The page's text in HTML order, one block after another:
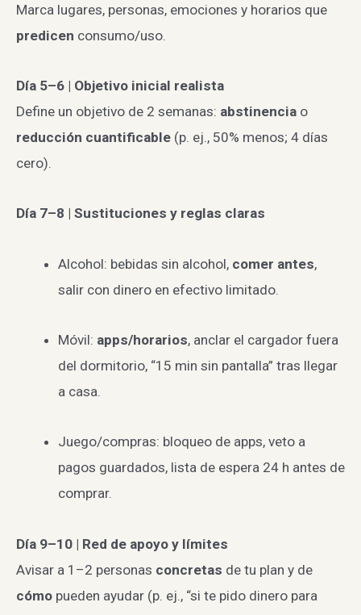
Marca lugares, personas, emociones y horarios que
predicen consumo/uso.
Día 5–6 | Objetivo inicial realista
Define un objetivo de 2 semanas: abstinencia o
reducción cuantificable (p. ej., 50% menos; 4 días
cero).
Día 7–8 | Sustituciones y reglas claras
Alcohol: bebidas sin alcohol, comer antes,
salir con dinero en efectivo limitado.
Móvil: apps/horarios, anclar el cargador fuera
del dormitorio, “15 min sin pantalla” tras llegar
a casa.
Juego/compras: bloqueo de apps, veto a
pagos guardados, lista de espera 24 h antes de
comprar.
Día 9–10 | Red de apoyo y límites
Avisar a 1–2 personas concretas de tu plan y de
cómo pueden ayudar (p. ej., “si te pido dinero para